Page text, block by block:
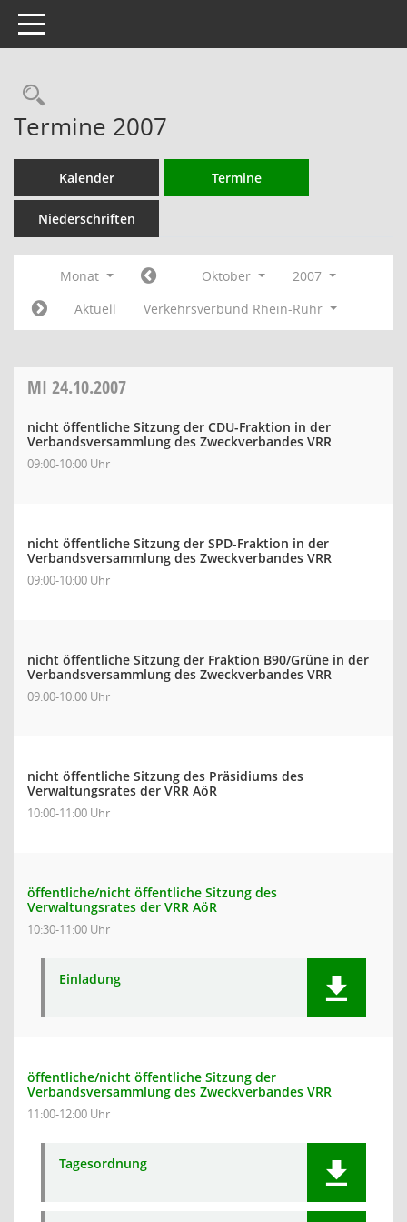
Toggle navigation
Rechercheauswahl
Termine 2007
Kalender Termine
Niederschriften
Monat Oktober
2007
Aktuell
Verkehrsverbund Rhein-Ruhr
MI 24.10.2007
nicht öffentliche Sitzung der CDU-Fraktion in der
Verbandsversammlung des Zweckverbandes VRR
09:00-10:00 Uhr
nicht öffentliche Sitzung der SPD-Fraktion in der
Verbandsversammlung des Zweckverbandes VRR
09:00-10:00 Uhr
nicht öffentliche Sitzung der Fraktion B90/Grüne in der
Verbandsversammlung des Zweckverbandes VRR
09:00-10:00 Uhr
nicht öffentliche Sitzung des Präsidiums des
Verwaltungsrates der VRR AöR
10:00-11:00 Uhr
öffentliche/nicht öffentliche Sitzung des
Verwaltungsrates der VRR AöR
10:30-11:00 Uhr
Einladung
öffentliche/nicht öffentliche Sitzung der
Verbandsversammlung des Zweckverbandes VRR
11:00-12:00 Uhr
Tagesordnung